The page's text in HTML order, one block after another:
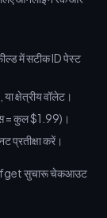
में सटीक ID पेस्ट
क्षेत्रीय वॉलेट।
= कुल $1.99)।
प्रतीक्षा करें।
सुचारू चेकआउट